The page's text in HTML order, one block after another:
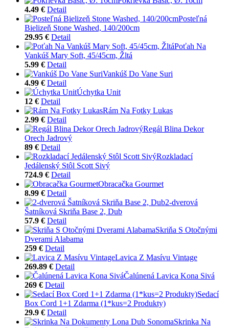
4.49 € Detail
Posteľná
Bielizeň Stone Washed, 140/200cm
29.95 € Detail
Poťah Na
Vankúš Mary Soft, 45/45cm, Žltá
5.99 € Detail
Vankúš Do Vane Suri
4.99 € Detail
Úchytka Unit
12 € Detail
Rám Na Fotky Lukas
2.99 € Detail
Regál Blina Dekor
Orech Jadrový
89 € Detail
Rozkladací
Jedálenský Stôl Scott Sivý
724.9 € Detail
Obracačka Gourmet
8.99 € Detail
2-dverová
Šatníková Skriňa Base 2, Dub
57.9 € Detail
Skriňa S Otočnými
Dverami Alabama
259 € Detail
Lavica Z Masívu Vintage
269.89 € Detail
Čalúnená Lavica Kona Sivá
269 € Detail
Sedací
Box Cord 1+1 Zdarma (1*kus=2 Produkty)
29.9 € Detail
Skrinka Na